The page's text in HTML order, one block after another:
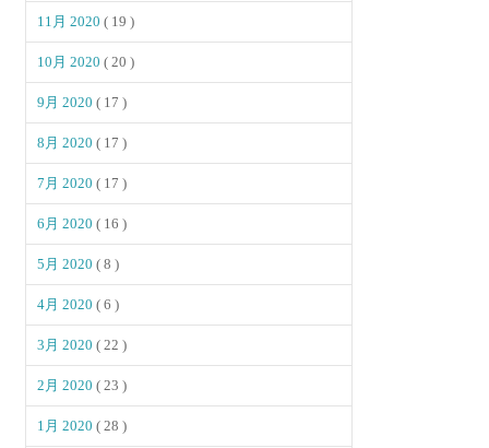
11月 2020( 19 )
10月 2020( 20 )
9月 2020( 17 )
8月 2020( 17 )
7月 2020( 17 )
6月 2020( 16 )
5月 2020( 8 )
4月 2020( 6 )
3月 2020( 22 )
2月 2020( 23 )
1月 2020( 28 )